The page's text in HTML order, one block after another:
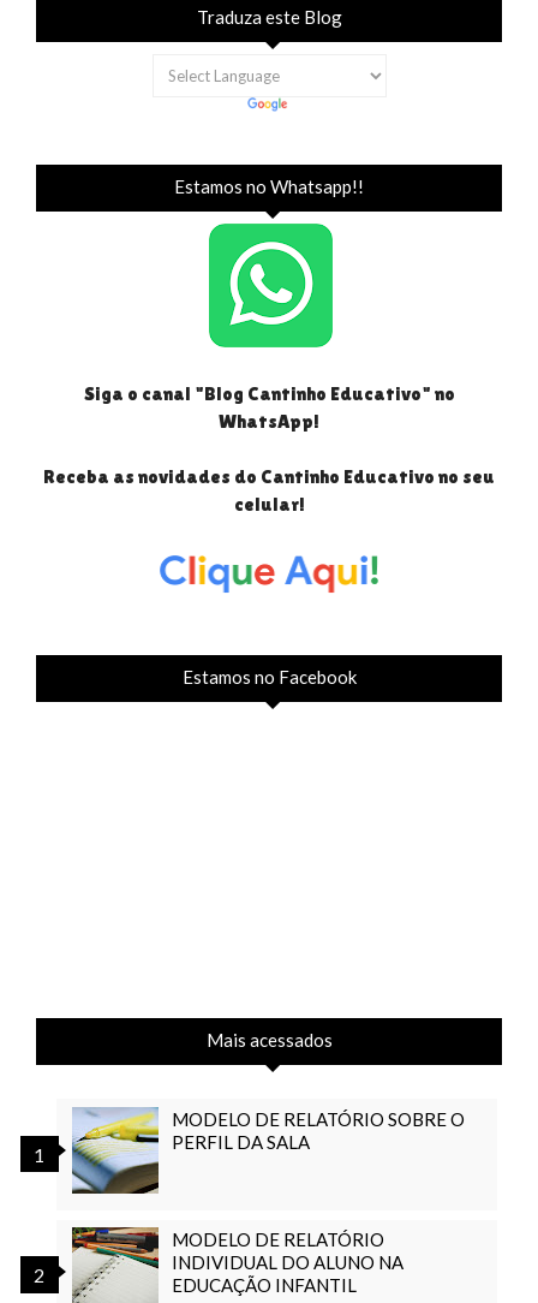
Traduza este Blog
Estamos no Whatsapp!!
Siga o canal "Blog Cantinho Educativo" no
WhatsApp!
Receba as novidades do Cantinho Educativo no seu
celular!
Estamos no Facebook
Mais acessados
MODELO DE RELATÓRIO SOBRE O
PERFIL DA SALA
MODELO DE RELATÓRIO
INDIVIDUAL DO ALUNO NA
EDUCAÇÃO INFANTIL